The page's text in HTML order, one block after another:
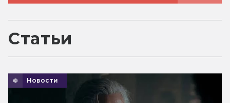
Статьи
Новости